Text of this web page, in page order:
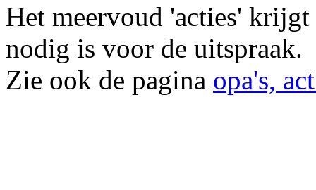
Het meervoud 'acties'
nodig is voor de uitspraak.
Zie ook de pagina opa's,